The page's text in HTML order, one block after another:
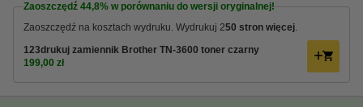
Zaoszczędź 44,8% w porównaniu do wersji oryginalnej!
Zaoszczędź na kosztach wydruku. Wydrukuj 250 stron więcej.
123drukuj zamiennik Brother TN-3600 toner czarny
199,00 zł